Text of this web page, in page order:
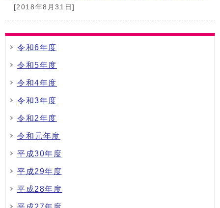
[2018年8月31日]
令和6年度
令和5年度
令和4年度
令和3年度
令和2年度
令和元年度
平成30年度
平成29年度
平成28年度